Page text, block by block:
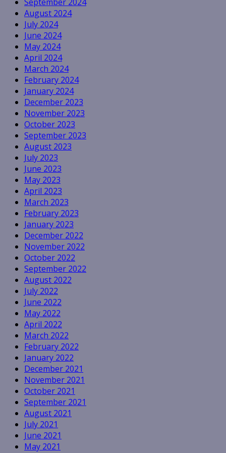
August 2024
July 2024
June 2024
May 2024
April 2024
March 2024
February 2024
January 2024
December 2023
November 2023
October 2023
September 2023
August 2023
July 2023
June 2023
May 2023
April 2023
March 2023
February 2023
January 2023
December 2022
November 2022
October 2022
September 2022
August 2022
July 2022
June 2022
May 2022
April 2022
March 2022
February 2022
January 2022
December 2021
November 2021
October 2021
September 2021
August 2021
July 2021
June 2021
May 2021